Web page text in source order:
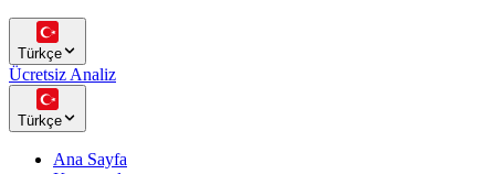
Türkçe
Ücretsiz Analiz
Türkçe
Ana Sayfa